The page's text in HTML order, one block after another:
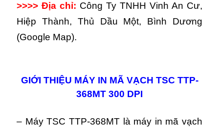
>>>> Địa chỉ: Công Ty TNHH Vinh An Cư,
Hiệp Thành, Thủ Dầu Một, Bình Dương
(Google Map).
GIỚI THIỆU MÁY IN MÃ VẠCH TSC TTP-
368MT 300 DPI
– Máy TSC TTP-368MT là máy in mã vạch